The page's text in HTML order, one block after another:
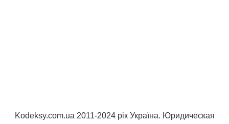
Kodeksy.com.ua 2011-2024 рік Україна. Юридическая